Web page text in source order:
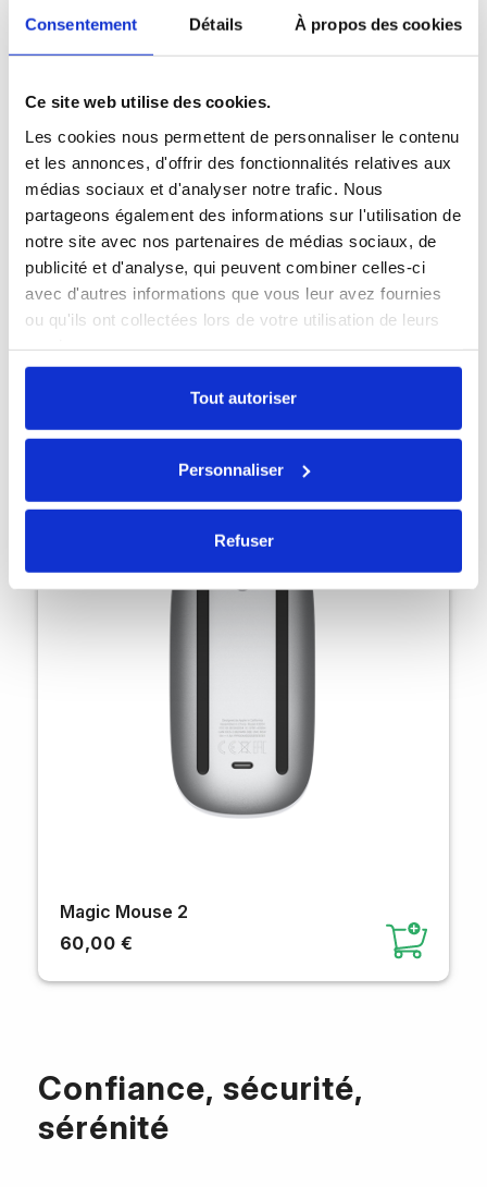
Consentement Détails À propos des cookies
Ce site web utilise des cookies.
Les cookies nous permettent de personnaliser le contenu
et les annonces, d'offrir des fonctionnalités relatives aux
médias sociaux et d'analyser notre trafic. Nous
partageons également des informations sur l'utilisation de
notre site avec nos partenaires de médias sociaux, de
publicité et d'analyse, qui peuvent combiner celles-ci
avec d'autres informations que vous leur avez fournies
ou qu'ils ont collectées lors de votre utilisation de leurs
Tout autoriser
Personnaliser
Refuser
Magic Mouse 2
60,00 €
Confiance, sécurité,
sérénité